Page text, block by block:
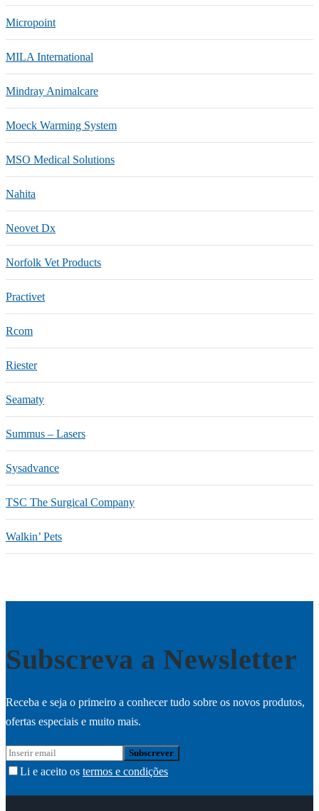
Micropoint
MILA International
Mindray Animalcare
Moeck Warming System
MSO Medical Solutions
Nahita
Neovet Dx
Norfolk Vet Products
Practivet
Rcom
Riester
Seamaty
Summus – Lasers
Sysadvance
TSC The Surgical Company
Walkin’ Pets
Subscreva a Newsletter
Receba e seja o primeiro a conhecer tudo sobre os novos produtos,
ofertas especiais e muito mais.
Li e aceito os termos e condições